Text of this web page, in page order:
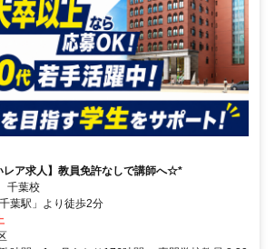
レア求人】教員免許なしで講師へ☆*
千葉校
葉駅」より徒歩2分